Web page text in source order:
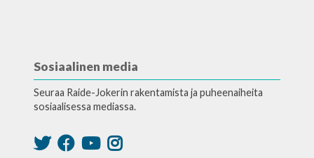
Sosiaalinen media
Seuraa Raide-Jokerin rakentamista ja puheenaiheita
sosiaalisessa mediassa.